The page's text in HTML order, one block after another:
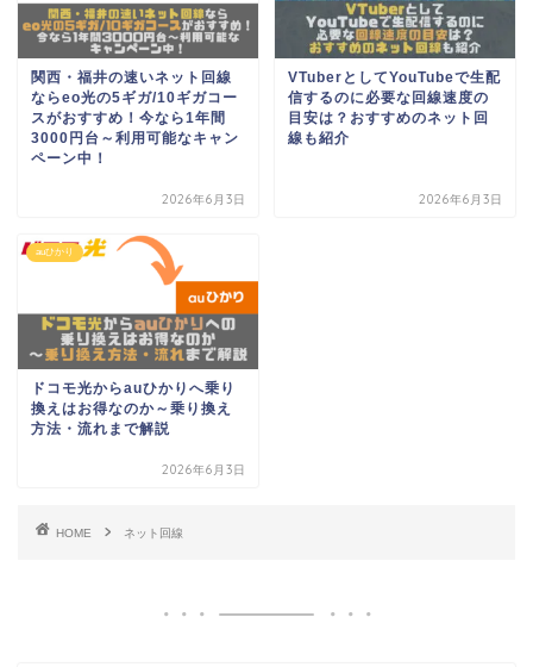
関西・福井の速いネット回線
ならeo光の5ギガ/10ギガコー
スがおすすめ！今なら1年間
3000円台～利用可能なキャン
ペーン中！
2026年6月3日
VTuberとしてYouTubeで生配
信するのに必要な回線速度の
目安は？おすすめのネット回
線も紹介
2026年6月3日
auひかり
ドコモ光からauひかりへ乗り
換えはお得なのか～乗り換え
方法・流れまで解説
2026年6月3日
HOME ネット回線